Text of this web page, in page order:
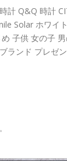
計 Q&Q 時計
Solar ホワイ
子供 女の子
ランド プレゼ